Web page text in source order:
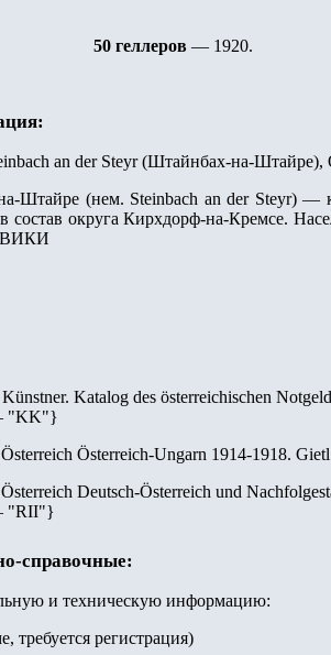
50 геллеров — 1920.
an der Steyr (Штайнбах-на-Штайре),
Штайре (нем. Steinbach an der Steyr) —
округа Кирхдорф-на-Кремсе.
ВИКИ
Katalog des österreichischen
"KK"}
Österreich-Ungarn 1914-1918.
Deutsch-Österreich und
"RII"}
справочные:
и техническую информацию:
требуется регистрация)